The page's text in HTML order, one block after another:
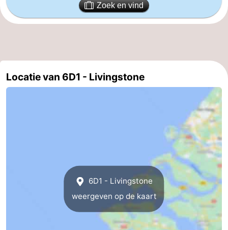
Holland
-
Natuur
-
Zoek en vind
Locatie van 6D1 - Livingstone
6D1 - Livingstone
weergeven op de kaart